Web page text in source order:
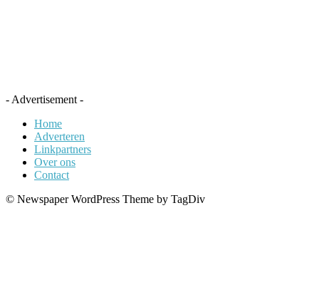
- Advertisement -
Home
Adverteren
Linkpartners
Over ons
Contact
© Newspaper WordPress Theme by TagDiv